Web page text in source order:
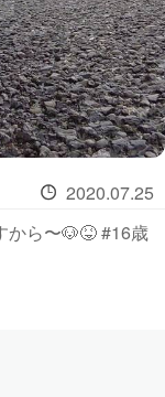
2020.07.25
から〜🐶😝 #16歳